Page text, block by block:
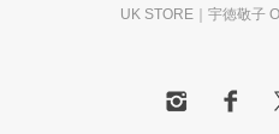
UK STORE｜宇徳敬子